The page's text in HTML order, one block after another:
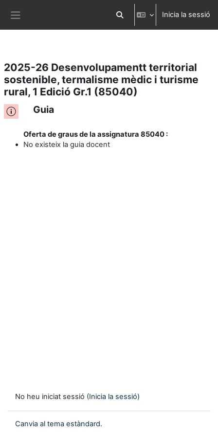
Ves al contingut principal Commuta l'entrada de la cerca
Inicia la sessió
2025-26 Desenvolupamentt territorial
sostenible, termalisme mèdic i turisme
rural, 1 Edició Gr.1 (85040)
Guia
Oferta de graus de la assignatura 85040 :
No existeix la guia docent
No heu iniciat sessió (Inicia la sessió)
Canvia al tema estàndard.